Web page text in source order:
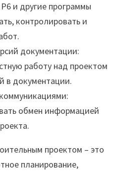
и другие программы
контролировать и
документации:
работу над проектом
в документации.
обмен информацией
проектом – это
планирование,